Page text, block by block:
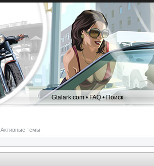
Gtalark.com •FAQ•Поиск
Активные темы